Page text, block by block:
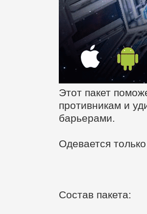
Этот пакет
противникам и
барьерами.
Одевается
Состав пакета: